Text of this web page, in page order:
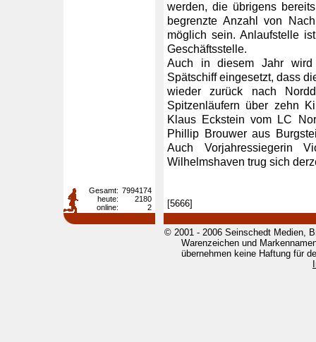
werden, die übrigens
begrenzte Anzahl von
möglich sein. Anlaufstelle
Geschäftsstelle.
Auch in diesem Jahr
Spätschiff eingesetzt, dass
wieder zurück nach
Spitzenläufern über zehn
Klaus Eckstein vom LC
Phillip Brouwer aus
Auch Vorjahressiegerin
Wilhelmshaven trug sich
[5666]
Gesamt: 7994174
heute:
2180
online:
2
© 2001 - 2006 Seinschedt Medien,
Warenzeichen und
übernehmen keine Haftung für